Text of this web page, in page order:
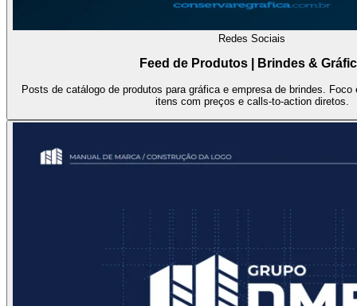
Redes Sociais
Feed de Produtos | Brindes &
Posts de catálogo de produtos para gráfica e empresa de brindes.
itens com preços e calls-to-action diretos.